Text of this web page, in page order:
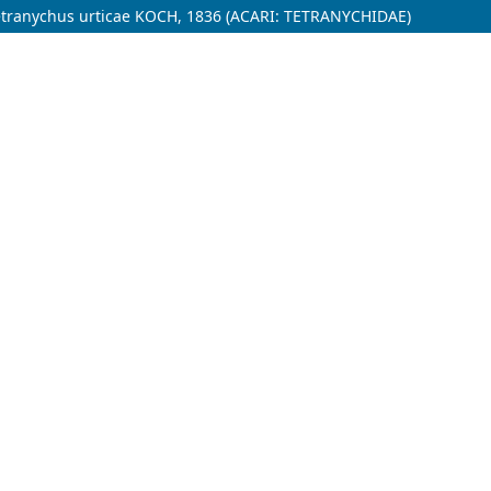
urticae KOCH, 1836 (ACARI: TETRANYCHIDAE)